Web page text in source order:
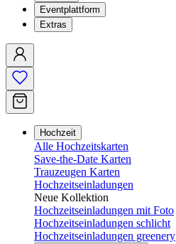
Eventplattform
Extras
Hochzeit
Alle Hochzeitskarten
Save-the-Date Karten
Trauzeugen Karten
Hochzeitseinladungen
Neue Kollektion
Hochzeitseinladungen mit Foto
Hochzeitseinladungen schlicht
Hochzeitseinladungen greenery